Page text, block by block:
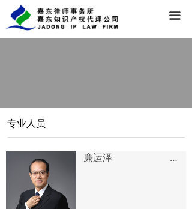
끀
专业人员
廉运泽 北京